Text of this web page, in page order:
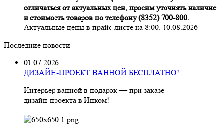
отличаться от актуальных цен, просим уточнять наличие
и стоимость товаров по телефону (8352) 700-800.
Актуальные цены в прайс-листе на 8:00. 10.08.2026
Последние новости
01.07.2026
ДИЗАЙН-ПРОЕКТ ВАННОЙ БЕСПЛАТНО!
Интерьер ванной в подарок — при заказе
дизайн‑проекта в Инком!